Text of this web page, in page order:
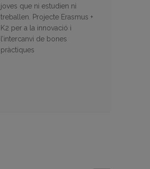
joves que ni estudien ni
treballen. Projecte Erasmus +
K2 per a la innovació i
l’intercanvi de bones
pràctiques